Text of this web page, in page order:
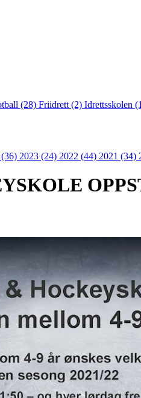
(28) Friidrett (2) Idrettsskolen
2023 (24) 2022 (44) 2021 (34)